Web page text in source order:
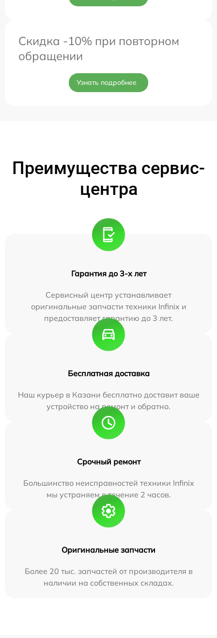
Скидка -10% при повторном
обращении
Узнать подробнее
Преимущества сервис-
центра
Гарантия до 3-х лет
Сервисный центр устанавливает
оригинальные запчасти техники Infinix и
предоставляет гарантию до 3 лет.
Бесплатная доставка
Наш курьер в Казани бесплатно доставит ваше
устройство на ремонт и обратно.
Срочный ремонт
Большинство неисправностей техники Infinix
мы устраняем в течение 2 часов.
Оригинальные запчасти
Более 20 тыс. запчастей от производителя в
наличии на собственных складах.